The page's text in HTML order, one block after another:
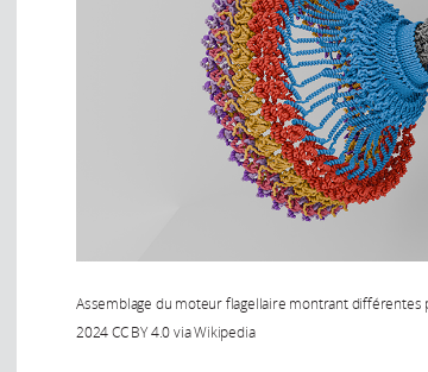
Assemblage du moteur flagellaire montrant
2024 CC BY 4.0 via Wikipedia